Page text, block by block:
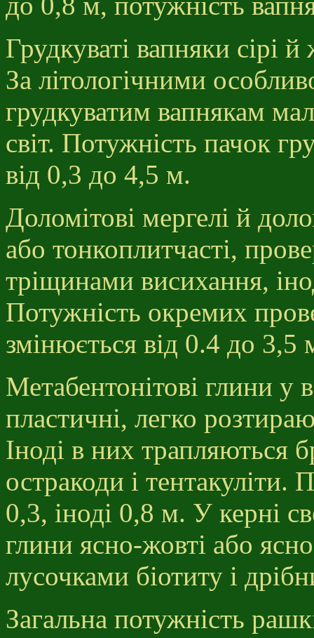
Грудкуваті вапняки сірі
За літологічними
грудкуватим вапнякам
світ. Потужність пачок
від 0,3 до 4,5 м.
Доломітові мергелі й
або тонкоплитчасті,
тріщинами висихання,
Потужність окремих
змінюється від 0.4 до 3,5
Метабентонітові глини у
пластичні, легко
Іноді в них трапляються
остракоди і
0,3, іноді 0,8 м. У керні
глини ясно-жовті або
лусочками біотиту і
Загальна потужність